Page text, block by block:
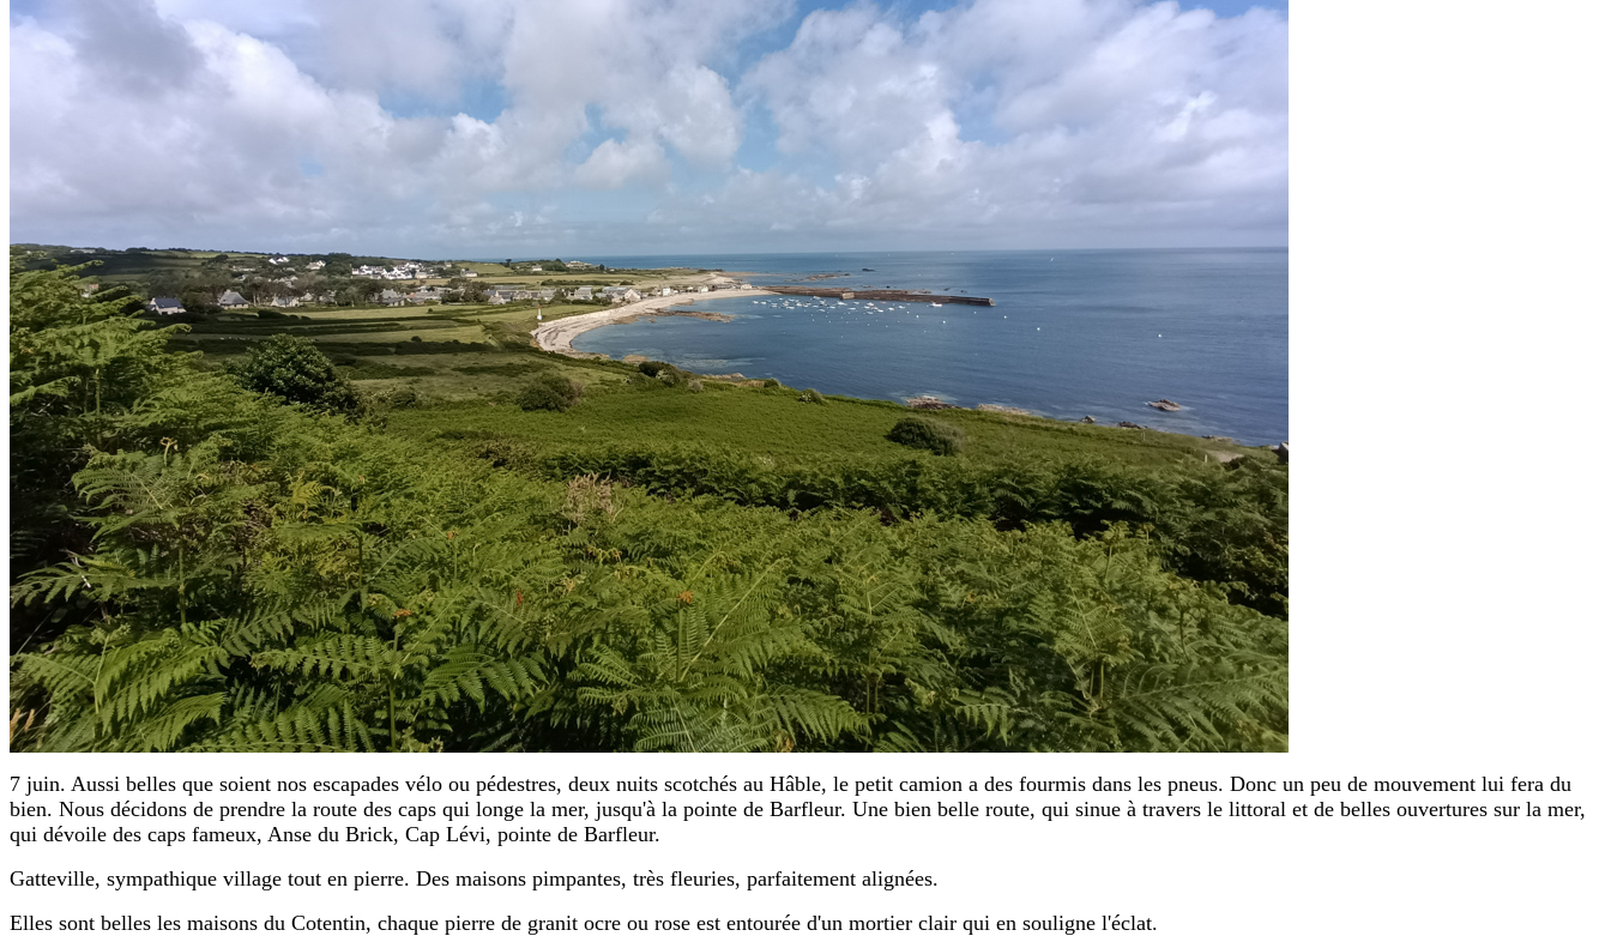
7 juin. Aussi belles que soient nos escapades vélo ou pédestres, deux nuits scotchés au Hâble, le petit camion a des fourmis dans les pneus. Donc un peu de mouvement lui fera du
bien. Nous décidons de prendre la route des caps qui longe la mer, jusqu'à la pointe de Barfleur. Une bien belle route, qui sinue à travers le littoral et de belles ouvertures sur la mer,
qui dévoile des caps fameux, Anse du Brick, Cap Lévi, pointe de Barfleur.
Gatteville, sympathique village tout en pierre. Des maisons pimpantes, très fleuries, parfaitement alignées.
Elles sont belles les maisons du Cotentin, chaque pierre de granit ocre ou rose est entourée d'un mortier clair qui en souligne l'éclat.